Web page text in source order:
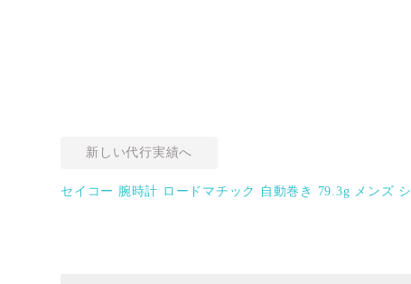
新しい代行実績へ
セイコー 腕時計 ロードマチック 自動巻き 79.3g メンズ